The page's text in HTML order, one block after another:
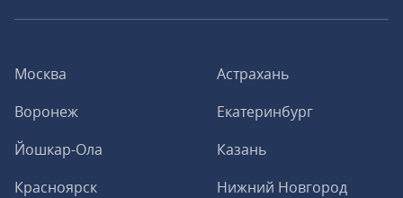
Москва
Астрахань
Воронеж
Екатеринбург
Йошкар-Ола
Казань
Красноярск
Нижний Новгород